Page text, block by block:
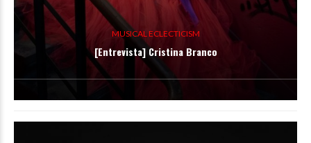
MUSICAL ECLECTICISM
[Entrevista] Cristina Branco